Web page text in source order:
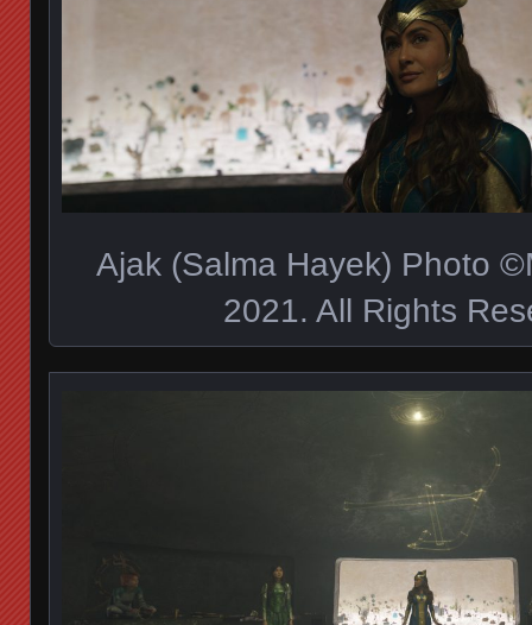
Ajak (Salma Hayek) Photo
2021. All Rights